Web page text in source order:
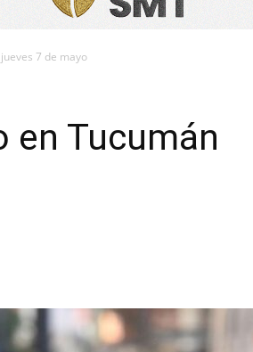
7 de mayo
en Tucumán